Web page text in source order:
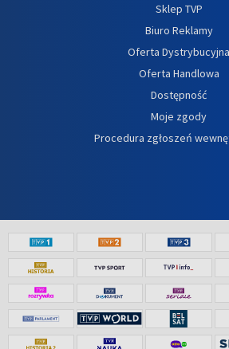
Sklep TVP
Biuro Reklamy
Oferta Dystrybucyjna
Oferta Handlowa
Dostępność
Moje zgody
Procedura zgłoszeń